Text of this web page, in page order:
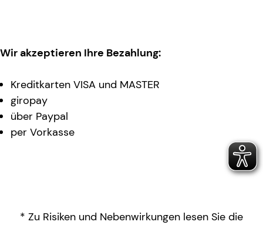
Wir akzeptieren Ihre Bezahlung:
Kreditkarten VISA und MASTER
giropay
über Paypal
per Vorkasse
* Zu Risiken und Nebenwirkungen lesen Sie die